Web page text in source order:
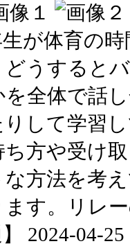
が体育の
どうすると
全体で話
して学習
方や受け
な方法を考
ます。リレ
】 2024-04-